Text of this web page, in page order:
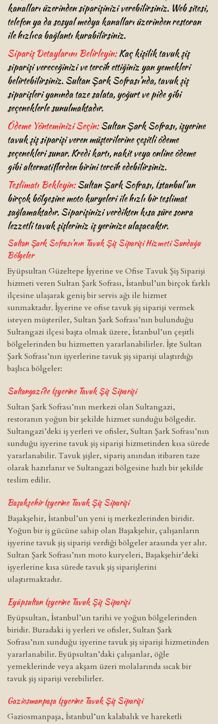
kanalları üzerinden siparişinizi verebilirsiniz. Web sitesi,
telefon ya da sosyal medya kanalları üzerinden restoran
ile hızlıca bağlantı kurabilirsiniz.
Sipariş Detaylarını Belirleyin:Kaç kişilik tavuk şiş
siparişi vereceğinizi ve tercih ettiğiniz yan yemekleri
belirtebilirsiniz. Sultan Şark Sofrası’nda, tavuk şiş
siparişleri yanında taze salata, yoğurt ve pide gibi
seçeneklerle sunulmaktadır.
Ödeme Yönteminizi Seçin:Sultan Şark Sofrası, işyerine
tavuk şiş siparişi veren müşterilerine çeşitli ödeme
seçenekleri sunar. Kredi kartı, nakit veya online ödeme
gibi alternatiflerden birini tercih edebilirsiniz.
Teslimatı Bekleyin:Sultan Şark Sofrası, İstanbul’un
birçok bölgesine moto kuryeleri ile hızlı bir teslimat
sağlamaktadır. Siparişinizi verdikten kısa süre sonra
lezzetli tavuk şişleriniz iş yerinize ulaşacaktır.
Sultan Şark Sofrası’nın Tavuk Şiş Siparişi Hizmeti Sunduğu
Bölgeler
Eyüpsultan Güzeltepe İşyerine ve Ofise Tavuk Şiş Siparişi
hizmeti veren Sultan Şark Sofrası, İstanbul’un birçok farklı
ilçesine ulaşarak geniş bir servis ağı ile hizmet
sunmaktadır. İşyerine ve ofise tavuk şiş siparişi vermek
isteyen müşteriler, Sultan Şark Sofrası’nın bulunduğu
Sultangazi ilçesi başta olmak üzere, İstanbul’un çeşitli
bölgelerinden bu hizmetten yararlanabilirler. İşte Sultan
Şark Sofrası’nın işyerlerine tavuk şiş siparişi ulaştırdığı
başlıca bölgeler:
Sultangazi’de İşyerine Tavuk Şiş Siparişi
Sultan Şark Sofrası’nın merkezi olan Sultangazi,
restoranın yoğun bir şekilde hizmet sunduğu bölgedir.
Sultangazi’deki iş yerleri ve ofisler, Sultan Şark Sofrası’nın
sunduğu işyerine tavuk şiş siparişi hizmetinden kısa sürede
yararlanabilir. Tavuk şişler, sipariş anından itibaren taze
olarak hazırlanır ve Sultangazi bölgesine hızlı bir şekilde
teslim edilir.
Başakşehirİşyerine Tavuk Şiş Siparişi
Başakşehir, İstanbul’un yeni iş merkezlerinden biridir.
Yoğun bir iş gücüne sahip olan Başakşehir, çalışanların
işyerine tavuk şiş siparişi verdiği bölgeler arasında yer alır.
Sultan Şark Sofrası’nın moto kuryeleri, Başakşehir’deki
işyerlerine kısa sürede tavuk şiş siparişlerini
ulaştırmaktadır.
Eyüpsultan İşyerine Tavuk Şiş Siparişi
Eyüpsultan, İstanbul’un tarihi ve yoğun bölgelerinden
biridir. Buradaki iş yerleri ve ofisler, Sultan Şark
Sofrası’nın sunduğu işyerine tavuk şiş siparişi hizmetinden
yararlanabilir. Eyüpsultan’daki çalışanlar, öğle
yemeklerinde veya akşam üzeri molalarında sıcak bir
tavuk şiş siparişi verebilirler.
Gaziosmanpaşa İşyerine Tavuk Şiş Siparişi
Gaziosmanpaşa, İstanbul’un kalabalık ve hareketli